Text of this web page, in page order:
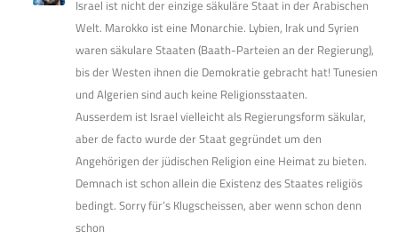
Israel ist nicht der einzige säkuläre Staat in der Arabischen
Welt. Marokko ist eine Monarchie. Lybien, Irak und Syrien
waren säkulare Staaten (Baath-Parteien an der Regierung),
bis der Westen ihnen die Demokratie gebracht hat! Tunesien
und Algerien sind auch keine Religionsstaaten.
Ausserdem ist Israel vielleicht als Regierungsform säkular,
aber de facto wurde der Staat gegründet um den
Angehörigen der jüdischen Religion eine Heimat zu bieten.
Demnach ist schon allein die Existenz des Staates religiös
bedingt. Sorry für’s Klugscheissen, aber wenn schon denn
schon